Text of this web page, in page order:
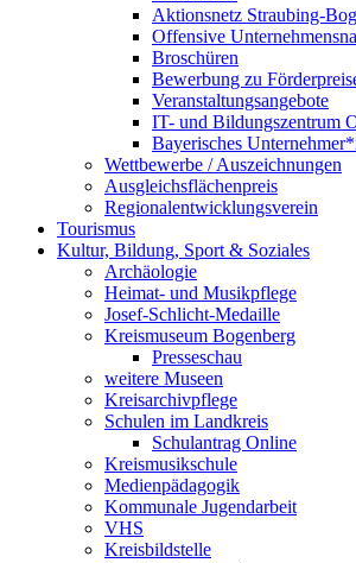
Aktionsnetz Straubing-
Offensive
Broschüren
Bewerbung zu
Veranstaltungsangebote
IT- und Bildungszentrum
Bayerisches
Wettbewerbe / Auszeichnungen
Ausgleichsflächenpreis
Regionalentwicklungsverein
Tourismus
Kultur, Bildung, Sport & Soziales
Archäologie
Heimat- und Musikpflege
Josef-Schlicht-Medaille
Kreismuseum Bogenberg
Presseschau
weitere Museen
Kreisarchivpflege
Schulen im Landkreis
Schulantrag Online
Kreismusikschule
Medienpädagogik
Kommunale Jugendarbeit
VHS
Kreisbildstelle